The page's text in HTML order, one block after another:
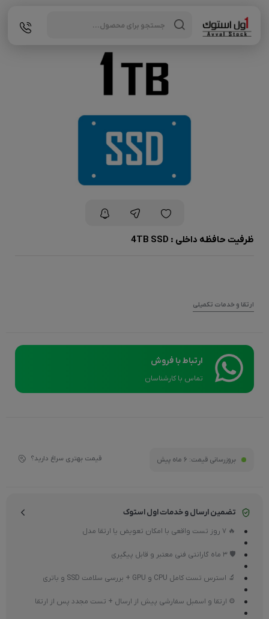
search
ظرفیت حافظه داخلی : 4TB SSD
ارتقا و خدمات تکمیلی
ارتباط با فروش
تماس با کارشناسان
بروزرسانی قیمت: 6 ماه پیش قیمت بهتری سراغ دارید؟
تضمین ارسال و خدمات اول استوک
🔥 7 روز تست واقعی با امکان تعویض یا ارتقا مدل
🛡 3 ماه گارانتی فنی معتبر و قابل پیگیری
🔬 استرس تست کامل CPU و GPU + بررسی سلامت SSD و باتری
⚙ ارتقا و اسمبل سفارشی پیش از ارسال + تست مجدد پس از ارتقا